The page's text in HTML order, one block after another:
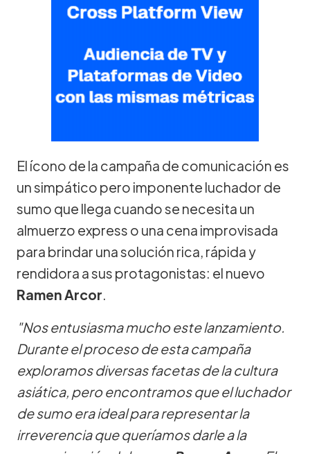
El ícono de la campaña de comunicación es
un simpático pero imponente luchador de
sumo que llega cuando se necesita un
almuerzo express o una cena improvisada
para brindar una solución rica, rápida y
rendidora a sus protagonistas: el nuevo
Ramen Arcor.
"Nos entusiasma mucho este lanzamiento.
Durante el proceso de esta campaña
exploramos diversas facetas de la cultura
asiática, pero encontramos que el luchador
de sumo era ideal para representar la
irreverencia que queríamos darle a la